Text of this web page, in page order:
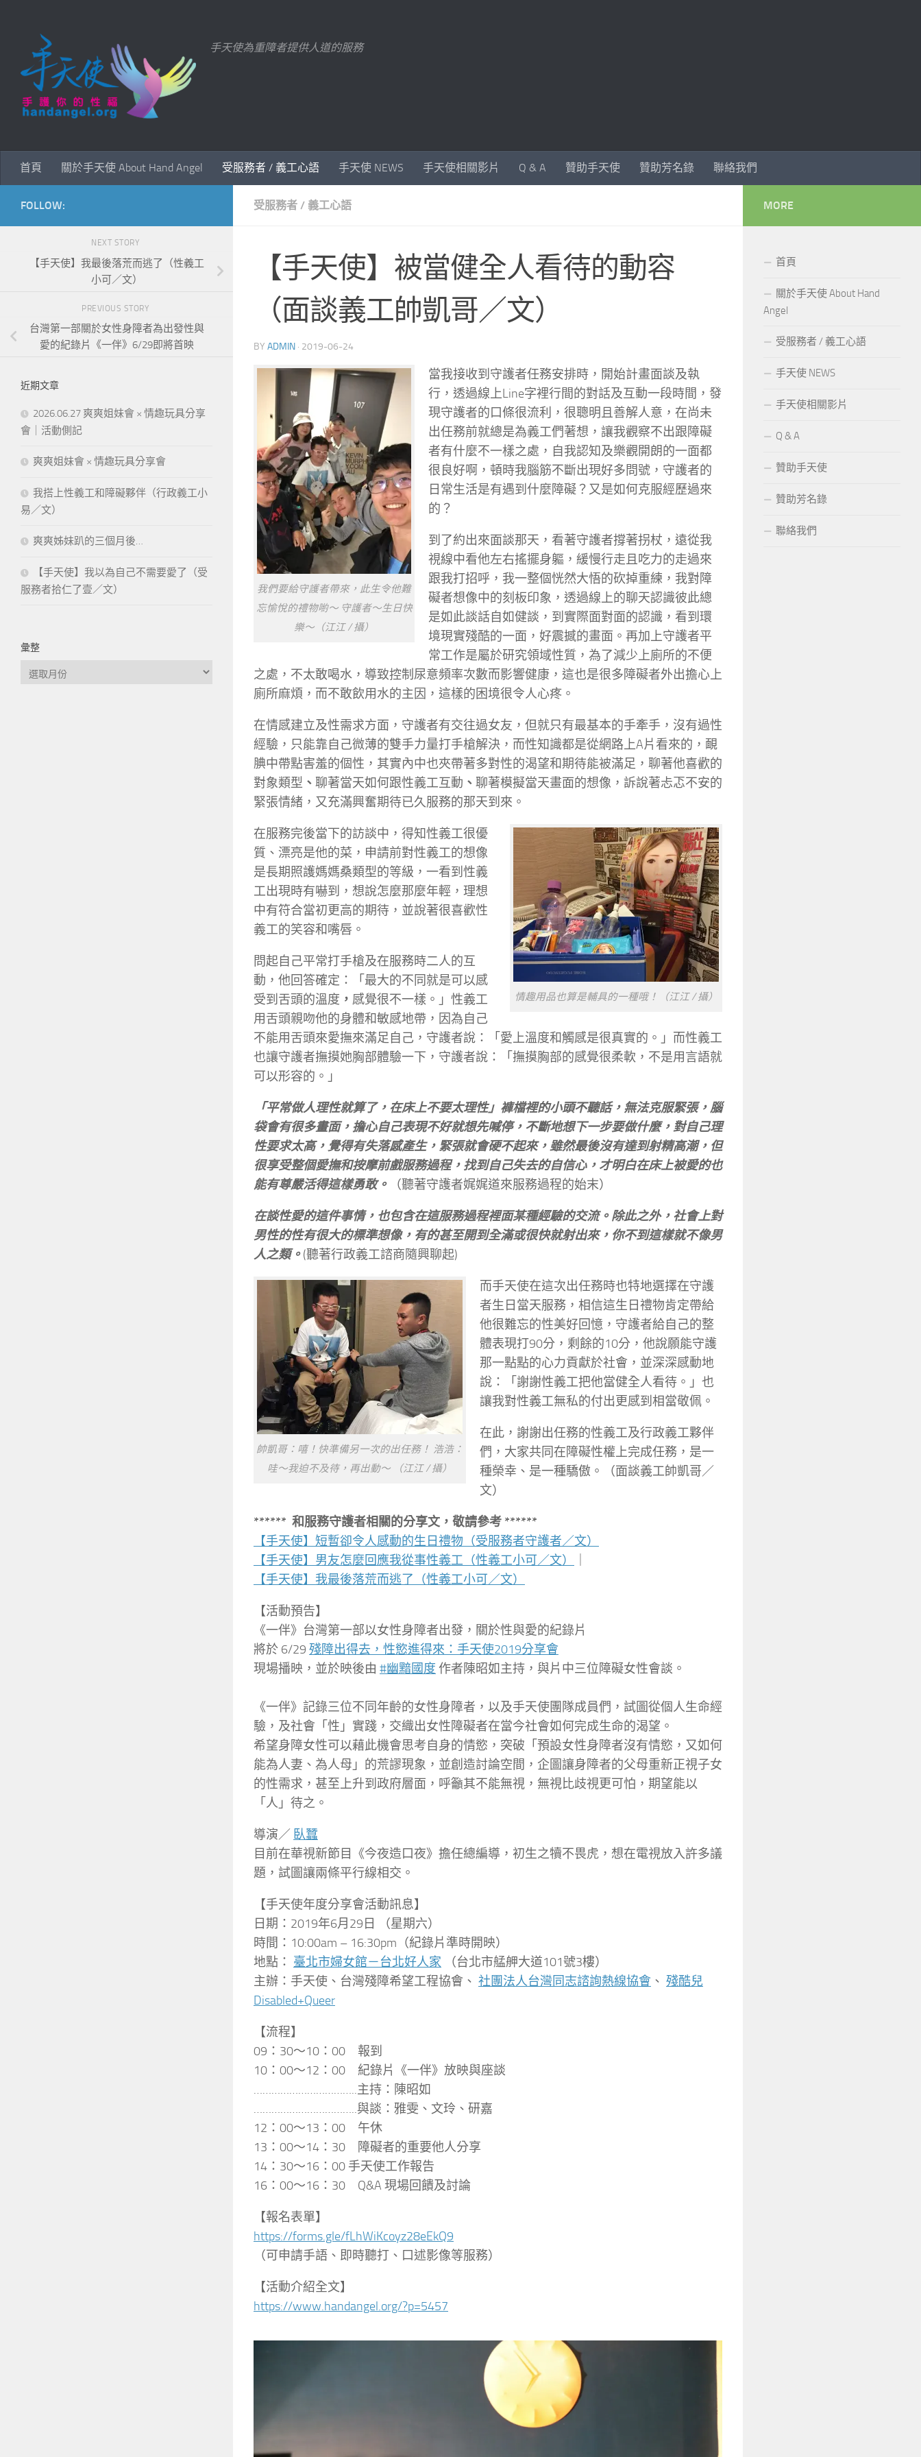
手天使為重障者提供人道的服務
首頁 關於手天使 About Hand Angel 受服務者 / 義工心語 手天使 NEWS 手天使相關影片 Q & A 贊助手天使 贊助芳名錄 聯絡我們
受服務者 / 義工心語
【手天使】被當健全人看待的動容
（面談義工帥凱哥／文）
BY ADMIN · 2019-06-24
我們要給守護者帶來，此生令他難
忘愉悅的禮物喲～ 守護者～生日快
樂～（江江 / 攝）
當我接收到守護者任務安排時，開始計畫面談及執
行，透過線上Line字裡行間的對話及互動一段時間，發
現守護者的口條很流利，很聰明且善解人意，在尚未
出任務前就總是為義工們著想，讓我觀察不出跟障礙
者有什麼不一樣之處，自我認知及樂觀開朗的一面都
很良好啊，頓時我腦筋不斷出現好多問號，守護者的
日常生活是有遇到什麼障礙？又是如何克服經歷過來
的？
到了約出來面談那天，看著守護者撐著拐杖，遠從我
視線中看他左右搖擺身軀，緩慢行走且吃力的走過來
跟我打招呼，我一整個恍然大悟的砍掉重練，我對障
礙者想像中的刻板印象，透過線上的聊天認識彼此總
是如此談話自如健談，到實際面對面的認識，看到環
境現實殘酷的一面，好震撼的畫面。再加上守護者平
常工作是屬於研究領域性質，為了減少上廁所的不便
之處，不太敢喝水，導致控制尿意頻率次數而影響健康，這也是很多障礙者外出擔心上
廁所麻煩，而不敢飲用水的主因，這樣的困境很令人心疼。
在情感建立及性需求方面，守護者有交往過女友，但就只有最基本的手牽手，沒有過性
經驗，只能靠自己微薄的雙手力量打手槍解決，而性知識都是從網路上A片看來的，靦
腆中帶點害羞的個性，其實內中也夾帶著多對性的渴望和期待能被滿足，聊著他喜歡的
對象類型 、 聊著當天如何跟性義工互動 、 聊著模擬當天畫面的想像，訴說著忐忑不安的
緊張情緒，又充滿興奮期待已久服務的那天到來。
情趣用品也算是輔具的一種哦！（江江 / 攝）
在服務完後當下的訪談中，得知性義工很優
質、漂亮是他的菜，申請前對性義工的想像
是長期照護媽媽桑類型的等級，一看到性義
工出現時有嚇到，想說怎麼那麼年輕，理想
中有符合當初更高的期待，並說著很喜歡性
義工的笑容和嘴唇。
問起自己平常打手槍及在服務時二人的互
動，他回答確定：「最大的不同就是可以感
受到舌頭的溫度 ， 感覺很不一樣。」性義工
用舌頭親吻他的身體和敏感地帶，因為自己
不能用舌頭來愛撫來滿足自己，守護者說：「愛上溫度和觸感是很真實的。」而性義工
也讓守護者撫摸她胸部體驗一下，守護者說：「撫摸胸部的感覺很柔軟，不是用言語就
可以形容的。」
「平常做人理性就算了，在床上不要太理性」褲檔裡的小頭不聽話，無法克服緊張，腦
袋會有很多畫面，擔心自己表現不好就想先喊停，不斷地想下一步要做什麼，對自己理
性要求太高，覺得有失落感產生，緊張就會硬不起來，雖然最後沒有達到射精高潮，但
很享受整個愛撫和按摩前戲服務過程，找到自己失去的自信心，才明白在床上被愛的也
能有尊嚴活得這樣勇敢。
（聽著守護者娓娓道來服務過程的始末）
在談性愛的這件事情，也包含在這服務過程裡面某種經驗的交流。除此之外，社會上對
男性的性有很大的標準想像，有的甚至開到全滿或很快就射出來，你不到這樣就不像男
人之類。(聽著行政義工諮商隨興聊起)
帥凱哥：嘻！快準備另一次的出任務！ 浩浩：
哇～我迫不及待，再出動～ （江江 / 攝）
而手天使在這次出任務時也特地選擇在守護
者生日當天服務，相信這生日禮物肯定帶給
他很難忘的性美好回憶，守護者給自己的整
體表現打90分，剩餘的10分，他說願能守護
那一點點的心力貢獻於社會，並深深感動地
說：「謝謝性義工把他當健全人看待。」也
讓我對性義工無私的付出更感到相當敬佩。
在此，謝謝出任務的性義工及行政義工夥伴
們，大家共同在障礙性權上完成任務，是一
種榮幸、是一種驕傲。（面談義工帥凱哥／
文）
****** 和服務守護者相關的分享文，敬請參考 ******
【手天使】短暫卻令人感動的生日禮物（受服務者守護者／文）
【手天使】男友怎麼回應我從事性義工（性義工小可／文）
【手天使】我最後落荒而逃了（性義工小可／文）
【活動預告】
《一伴》台灣第一部以女性身障者出發，關於性與愛的紀錄片
將於 6/29 殘障出得去，性慾進得來：手天使2019分享會
現場播映，並於映後由 #幽黯國度 作者陳昭如主持，與片中三位障礙女性會談。
《一伴》記錄三位不同年齡的女性身障者，以及手天使團隊成員們，試圖從個人生命經
驗，及社會「性」實踐，交織出女性障礙者在當今社會如何完成生命的渴望。
希望身障女性可以藉此機會思考自身的情慾，突破「預設女性身障者沒有情慾，又如何
能為人妻、為人母」的荒謬現象 ，並創造討論空間，企圖讓身障者的父母重新正視子女
的性需求，甚至上升到政府層面，呼籲其不能無視，無視比歧視更可怕，期望能以
「人」待之。
導演／ 臥蠶
目前在華視新節目《今夜造口夜》擔任總編導，初生之犢不畏虎，想在電視放入許多議
題，試圖讓兩條平行線相交。
【手天使年度分享會活動訊息】
日期：2019年6月29日 （星期六）
時間：10:00am – 16:30pm（紀錄片準時開映）
地點： 臺北市婦女館－台北好人家 （台北市艋舺大道101號3樓）
主辦：手天使、台灣殘障希望工程協會、 社團法人台灣同志諮詢熱線協會 、 殘酷兒
Disabled+Queer
【流程】
09：30～10：00 報到
10：00～12：00 紀錄片《一伴》放映與座談
……………………………..主持：陳昭如
……………………………..與談：雅雯、文玲、研嘉
12：00～13：00 午休
13：00～14：30 障礙者的重要他人分享
14：30～16：00 手天使工作報告
16：00～16：30 Q&A 現場回饋及討論
【報名表單】
https://forms.gle/fLhWiKcoyz28eEkQ9
（可申請手語、即時聽打、口述影像等服務）
【活動介紹全文】
https://www.handangel.org/?p=5457
FOLLOW:
NEXT STORY
【手天使】我最後落荒而逃了（性義工
小可／文）
PREVIOUS STORY
台灣第一部關於女性身障者為出發性與
愛的紀錄片《一伴》6/29即將首映
近期文章
2026.06.27 爽爽姐妹會 × 情趣玩具分享
會｜活動側記
爽爽姐妹會 × 情趣玩具分享會
我搭上性義工和障礙夥伴（行政義工小
易／文）
爽爽姊妹趴的三個月後…
【手天使】我以為自己不需要愛了（受
服務者拾仁了壹／文）
彙整
彙
MORE
首頁
關於手天使 About Hand
Angel
受服務者 / 義工心語
手天使 NEWS
手天使相關影片
Q & A
贊助手天使
贊助芳名錄
聯絡我們